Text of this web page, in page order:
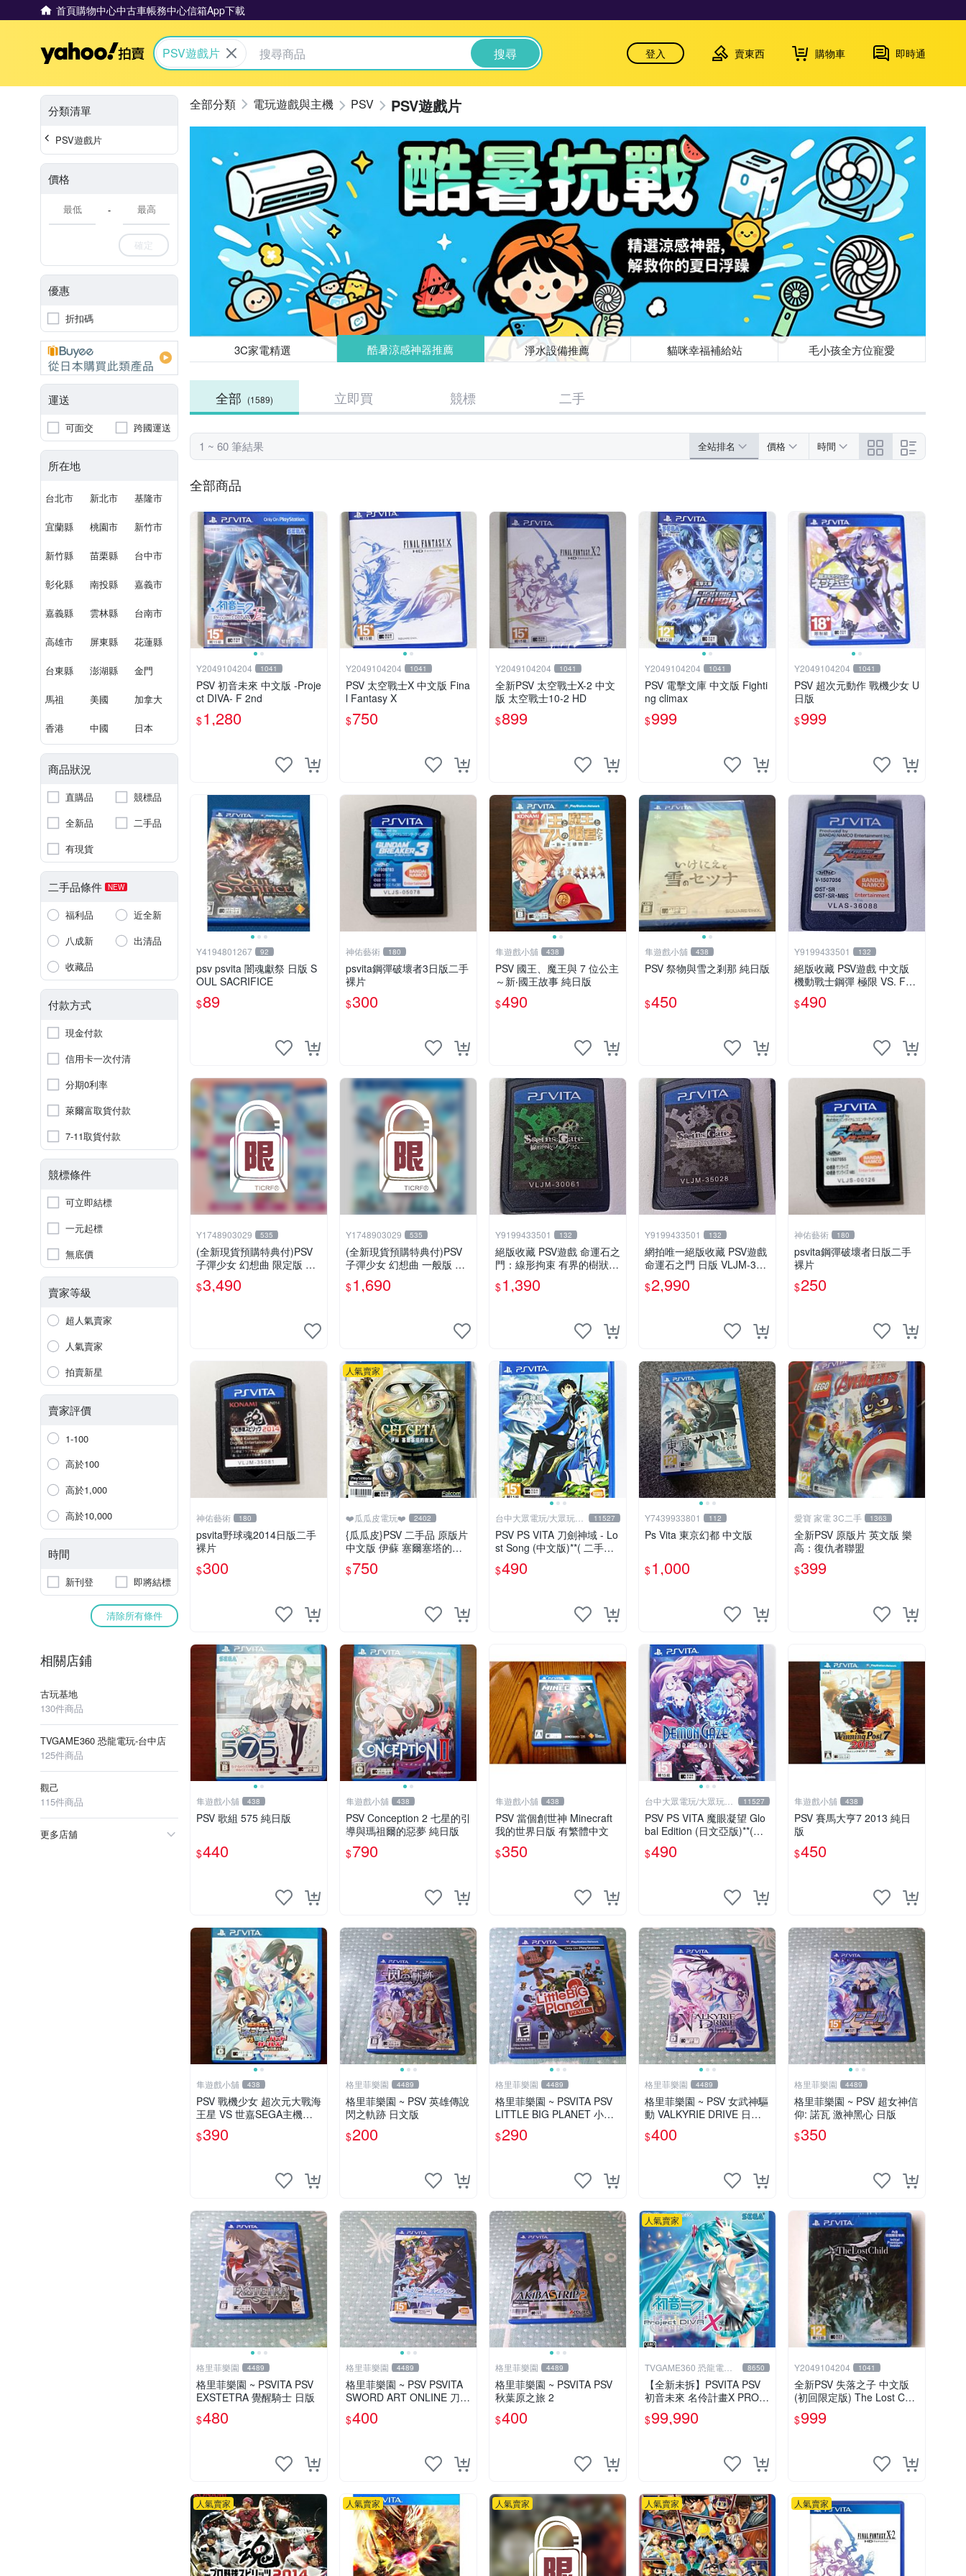
首頁購物中心中古車帳務中心信箱App下載
Yahoo拍賣
PSV遊戲片 搜尋 登入 賣東西 購物車 即時通
分類清單
PSV遊戲片
價格
-
確定
優惠
折扣碼
運送
可面交 跨國運送
所在地
台北市 新北市 基隆市
宜蘭縣 桃園市 新竹市
新竹縣 苗栗縣 台中市
彰化縣 南投縣 嘉義市
嘉義縣 雲林縣 台南市
高雄市 屏東縣 花蓮縣
台東縣 澎湖縣 金門
馬祖 美國 加拿大
香港 中國 日本
商品狀況
直購品
競標品
全新品
二手品
有現貨
二手品條件 NEW
福利品
近全新
八成新
出清品
收藏品
付款方式
現金付款
信用卡一次付清
分期0利率
萊爾富取貨付款
7-11取貨付款
競標條件
可立即結標
一元起標
無底價
賣家等級
超人氣賣家
人氣賣家
拍賣新星
賣家評價
1-100
高於100
高於1,000
高於10,000
時間
新刊登 即將結標
清除所有條件
相關店鋪
古玩基地
130件商品
TVGAME360 恐龍電玩-台中店
125件商品
觀己
115件商品
更多店舖
電玩遊戲與主機 PSV PSV遊戲片
3C家電精選 酷暑涼感神器推薦 淨水設備推薦 貓咪幸福補給站 毛小孩全方位寵愛
全部 (1589) 立即買 競標 二手
1 ~ 60 筆結果 全站排名 價格 時間
全部商品
Y2049104204 1041
PSV 初音未來 中文版 -Proje
ct DIVA- F 2nd
$1,280
Y2049104204 1041
PSV 太空戰士X 中文版 Fina
l Fantasy X
$750
Y2049104204 1041
全新PSV 太空戰士X-2 中文
版 太空戰士10-2 HD
$899
Y2049104204 1041
PSV 電擊文庫 中文版 Fighti
ng climax
$999
Y2049104204 1041
PSV 超次元動作 戰機少女 U
日版
$999
Y4194801267 92
psv psvita 闇魂獻祭 日版 S
OUL SACRIFICE
$89
神佑藝術 180
psvita鋼彈破壞者3日版二手
裸片
$300
隼遊戲小舖 438
PSV 國王、魔王與 7 位公主
～新‧國王故事 純日版
$490
隼遊戲小舖 438
PSV 祭物與雪之剎那 純日版
$450
Y9199433501 132
絕版收藏 PSV遊戲 中文版
機動戰士鋼彈 極限 VS. FO
RCE
$490
Y1748903029 535
(全新現貨預購特典付)PSV
子彈少女 幻想曲 限定版 亞
版 中英日文版
$3,490
Y1748903029 535
(全新現貨預購特典付)PSV
子彈少女 幻想曲 一般版 亞
版 中英日文版
$1,690
Y9199433501 132
絕版收藏 PSV遊戲 命運石之
門：線形拘束 有界的樹狀圖
日版 VLJM-30061
$1,390
Y9199433501 132
網拍唯一絕版收藏 PSV遊戲
命運石之門 日版 VLJM-350
28
$2,990
神佑藝術 180
psvita鋼彈破壞者日版二手
裸片
$250
神佑藝術 180
psvita野球魂2014日版二手
裸片
$300
人氣賣家
❤️瓜瓜皮電玩❤️ 2402
{瓜瓜皮}PSV 二手品 原版片
中文版 伊蘇 塞爾塞塔的樹
海(遊戲都有回收)
$750
台中大眾電玩/大眾玩具
店
11527
PSV PS VITA 刀劍神域 - Lo
st Song (中文版)**( 二手商
品)【台中大眾電玩】
$490
Y7439933801 112
Ps Vita 東京幻都 中文版
$1,000
愛寶 家電 3C二手 1363
全新PSV 原版片 英文版 樂
高：復仇者聯盟
$399
隼遊戲小舖 438
PSV 歌組 575 純日版
$440
隼遊戲小舖 438
PSV Conception 2 七星的引
導與瑪祖爾的惡夢 純日版
$790
隼遊戲小舖 438
PSV 當個創世神 Minecraft
我的世界日版 有繁體中文
$350
台中大眾電玩/大眾玩具
店
11527
PSV PS VITA 魔眼凝望 Glo
bal Edition (日文亞版)**(二
手商品)【台中大眾電玩】
$490
隼遊戲小舖 438
PSV 賽馬大亨7 2013 純日
版
$450
隼遊戲小舖 438
PSV 戰機少女 超次元大戰海
王星 VS 世嘉SEGA主機少
女 日版
$390
格里菲樂園 4489
格里菲樂園 ~ PSV 英雄傳說
閃之軌跡 日文版
$200
格里菲樂園 4489
格里菲樂園 ~ PSVITA PSV
LITTLE BIG PLANET 小小
大星球 美版
$290
格里菲樂園 4489
格里菲樂園 ~ PSV 女武神驅
動 VALKYRIE DRIVE 日文
$400
格里菲樂園 4489
格里菲樂園 ~ PSV 超女神信
仰: 諾瓦 激神黑心 日版
$350
格里菲樂園 4489
格里菲樂園 ~ PSVITA PSV
EXSTETRA 覺醒騎士 日版
$480
格里菲樂園 4489
格里菲樂園 ~ PSV PSVITA
SWORD ART ONLINE 刀劍
神域 虛空斷章 日文版
$400
格里菲樂園 4489
格里菲樂園 ~ PSVITA PSV
秋葉原之旅 2
$400
人氣賣家
TVGAME360 恐龍電玩- 8650
【全新未拆】PSVITA PSV
初音未來 名伶計畫X PROJ
ECT DIVA X 日文版【台中
恐龍電玩】
$99,990
Y2049104204 1041
全新PSV 失落之子 中文版
(初回限定版) The Lost Chil
$999
人氣賣家 人氣賣家 人氣賣家 人氣賣家 人氣賣家